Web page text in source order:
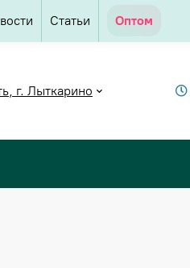
Статьи Оптом
г. Лыткарино